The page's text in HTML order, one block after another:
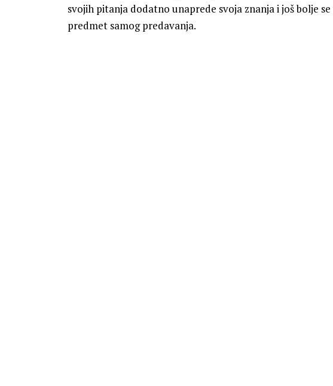
svojih pitanja dodatno unaprede svoja znanja i još bolje
predmet samog predavanja.